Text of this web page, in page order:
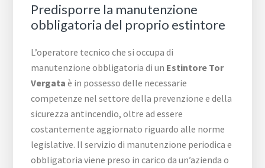
Predisporre la manutenzione
obbligatoria del proprio estintore
L’operatore tecnico che si occupa di
manutenzione obbligatoria di un Estintore Tor
Vergata è in possesso delle necessarie
competenze nel settore della prevenzione e della
sicurezza antincendio, oltre ad essere
costantemente aggiornato riguardo alle norme
legislative. Il servizio di manutenzione periodica e
obbligatoria viene preso in carico da un’azienda o